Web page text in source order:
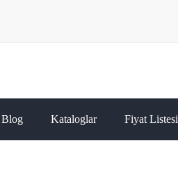
Blog Kataloglar Fiyat Listesi